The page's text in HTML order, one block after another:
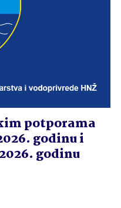
potporama
godinu i
godinu